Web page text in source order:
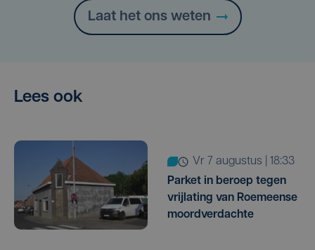
Laat het ons weten
Lees ook
vr 7 augustus | 18:33
Parket in beroep tegen
vrijlating van Roemeense
moordverdachte